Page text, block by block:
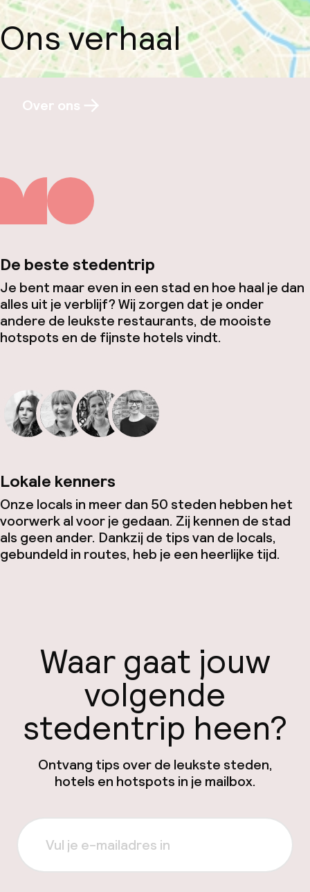
Ons verhaal
Over ons
De beste stedentrip
Je bent maar even in een stad en hoe haal je dan
alles uit je verblijf? Wij zorgen dat je onder
andere de leukste restaurants, de mooiste
hotspots en de fijnste hotels vindt.
Lokale kenners
Onze locals in meer dan 50 steden hebben het
voorwerk al voor je gedaan. Zij kennen de stad
als geen ander. Dankzij de tips van de locals,
gebundeld in routes, heb je een heerlijke tijd.
Waar gaat jouw
volgende
stedentrip heen?
Ontvang tips over de leukste steden,
hotels en hotspots in je mailbox.